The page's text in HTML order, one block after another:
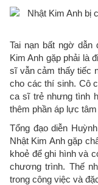
Tai nạn bất ngờ dẫn
Kim Anh gặp phải là
sĩ vẫn cảm thấy tiếc
cho các thí sinh. Cô
ca sĩ trẻ nhưng tình
thêm phần áp lực
Tổng đạo diễn
Nhật Kim Anh gặp
khoẻ để ghi hình và
chương trình. Thế
trong công việc và